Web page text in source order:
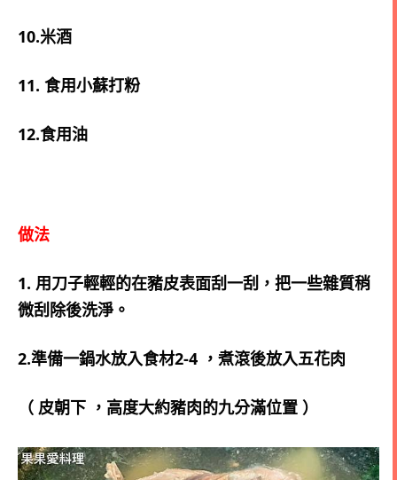
10.米酒
11. 食用小蘇打粉
12.食用油
做法
1. 用刀子輕輕的在豬皮表面刮一刮，把一些雜質稍
微刮除後洗淨。
2.準備一鍋水放入食材2-4 ，煮滾後放入五花肉
（ 皮朝下 ，高度大約豬肉的九分滿位置 ）